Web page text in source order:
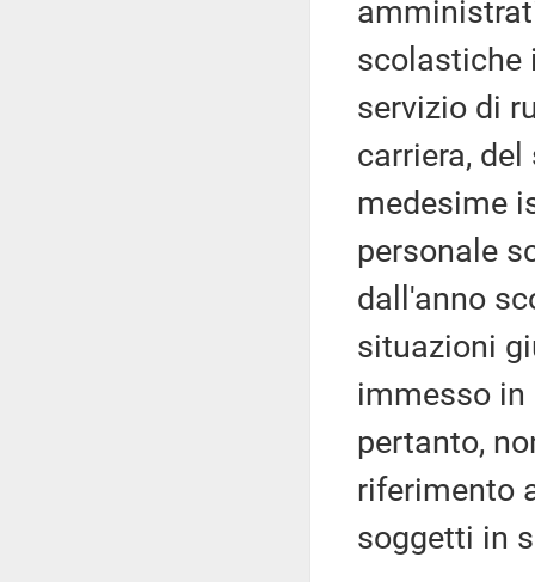
scolastiche
servizio di
carriera,
medesime
personale
dall'anno
situazioni
immesso in
pertanto,
riferimento
soggetti in